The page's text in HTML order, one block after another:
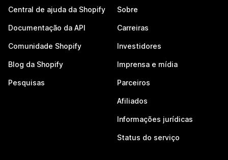
Central de ajuda da Shopify
Documentação da API
Comunidade Shopify
Blog da Shopify
Pesquisas
Sobre
Carreiras
Investidores
Imprensa e mídia
Parceiros
Afiliados
Informações jurídicas
Status do serviço